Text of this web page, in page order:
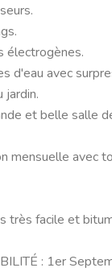
électrogènes.
d'eau avec
jardin.
et belle salle
mensuelle avec
très facile et
: 1er